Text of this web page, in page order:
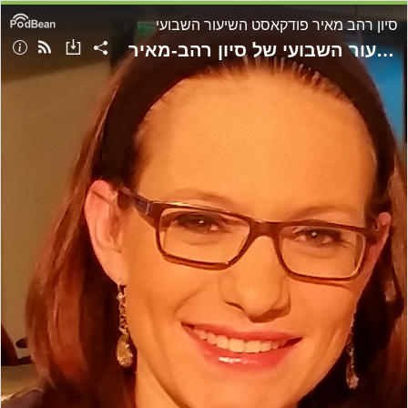
סיון רהב מאיר פודקאסט השיעור השבועי
שיעור לפרשת כי תצא תשפ"ה - השיעור השבועי של סיון רהב-מאיר